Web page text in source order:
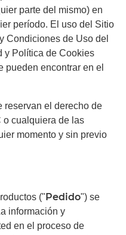
parte del mismo) en
período. El uso del Sitio
Condiciones de Uso del
y Política de Cookies
pueden encontrar en el
reservan el derecho de
o cualquiera de las
momento y sin previo
("Pedido") se
información y
en el proceso de